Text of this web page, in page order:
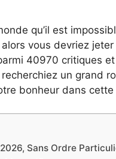
qu’il est
vous devriez
40970 critiques
un grand
bonheur dans cette
Sans Ordre